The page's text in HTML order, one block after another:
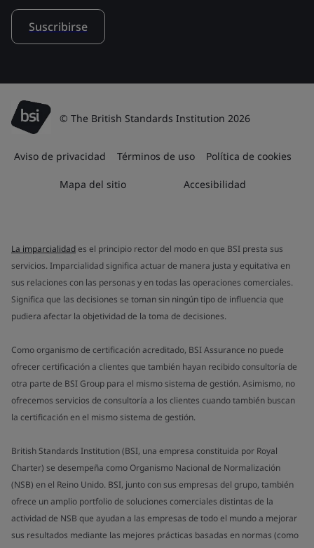
Suscribirse
© The British Standards Institution 2026
Aviso de privacidad Términos de uso Política de cookies
Mapa del sitio Accesibilidad
La imparcialidades el principio rector del modo en que BSI presta sus
servicios. Imparcialidad significa actuar de manera justa y equitativa en
sus relaciones con las personas y en todas las operaciones comerciales.
Significa que las decisiones se toman sin ningún tipo de influencia que
pudiera afectar la objetividad de la toma de decisiones.
Como organismo de certificación acreditado, BSI Assurance no puede
ofrecer certificación a clientes que también hayan recibido consultoría de
otra parte de BSI Group para el mismo sistema de gestión. Asimismo, no
ofrecemos servicios de consultoría a los clientes cuando también buscan
la certificación en el mismo sistema de gestión.
British Standards Institution (BSI, una empresa constituida por Royal
Charter) se desempeña como Organismo Nacional de Normalización
(NSB) en el Reino Unido. BSI, junto con sus empresas del grupo, también
ofrece un amplio portfolio de soluciones comerciales distintas de la
actividad de NSB que ayudan a las empresas de todo el mundo a mejorar
sus resultados mediante las mejores prácticas basadas en normas (como